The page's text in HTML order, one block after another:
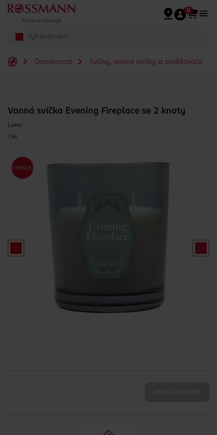
Přeskočit na hlavmní obsah
0
Domácnost Svíčky, vonné svíčky a osvěžovače
Vonná svíčka Evening Fireplace se 2 knoty
Lumar
1 ks